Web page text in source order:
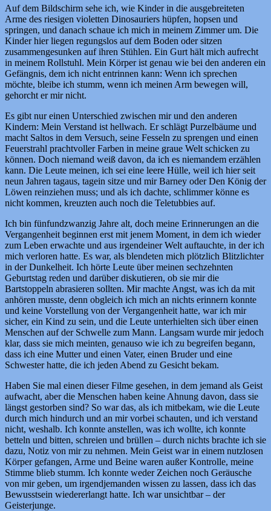
Auf dem Bildschirm sehe ich, wie Kinder in die ausgebreiteten
Arme des riesigen violetten Dinosauriers hüpfen, hopsen und
springen, und danach schaue ich mich in meinem Zimmer um. Die
Kinder hier liegen regungslos auf dem Boden oder sitzen
zusammengesunken auf ihren Stühlen. Ein Gurt hält mich aufrecht
in meinem Rollstuhl. Mein Körper ist genau wie bei den anderen ein
Gefängnis, dem ich nicht entrinnen kann: Wenn ich sprechen
möchte, bleibe ich stumm, wenn ich meinen Arm bewegen will,
gehorcht er mir nicht.
Es gibt nur einen Unterschied zwischen mir und den anderen
Kindern: Mein Verstand ist hellwach. Er schlägt Purzelbäume und
macht Saltos in dem Versuch, seine Fesseln zu sprengen und einen
Feuerstrahl prachtvoller Farben in meine graue Welt schicken zu
können. Doch niemand weiß davon, da ich es niemandem erzählen
kann. Die Leute meinen, ich sei eine leere Hülle, weil ich hier seit
neun Jahren tagaus, tagein sitze und mir Barney oder Den König der
Löwen reinziehen muss; und als ich dachte, schlimmer könne es
nicht kommen, kreuzten auch noch die Teletubbies auf.
Ich bin fünfundzwanzig Jahre alt, doch meine Erinnerungen an die
Vergangenheit beginnen erst mit jenem Moment, in dem ich wieder
zum Leben erwachte und aus irgendeiner Welt auftauchte, in der ich
mich verloren hatte. Es war, als blendeten mich plötzlich Blitzlichter
in der Dunkelheit. Ich hörte Leute über meinen sechzehnten
Geburtstag reden und darüber diskutieren, ob sie mir die
Bartstoppeln abrasieren sollten. Mir machte Angst, was ich da mit
anhören musste, denn obgleich ich mich an nichts erinnern konnte
und keine Vorstellung von der Vergangenheit hatte, war ich mir
sicher, ein Kind zu sein, und die Leute unterhielten sich über einen
Menschen auf der Schwelle zum Mann. Langsam wurde mir jedoch
klar, dass sie mich meinten, genauso wie ich zu begreifen begann,
dass ich eine Mutter und einen Vater, einen Bruder und eine
Schwester hatte, die ich jeden Abend zu Gesicht bekam.
Haben Sie mal einen dieser Filme gesehen, in dem jemand als Geist
aufwacht, aber die Menschen haben keine Ahnung davon, dass sie
längst gestorben sind? So war das, als ich mitbekam, wie die Leute
durch mich hindurch und an mir vorbei schauten, und ich verstand
nicht, weshalb. Ich konnte anstellen, was ich wollte, ich konnte
betteln und bitten, schreien und brüllen – durch nichts brachte ich sie
dazu, Notiz von mir zu nehmen. Mein Geist war in einem nutzlosen
Körper gefangen, Arme und Beine waren außer Kontrolle, meine
Stimme blieb stumm. Ich konnte weder Zeichen noch Geräusche
von mir geben, um irgendjemanden wissen zu lassen, dass ich das
Bewusstsein wiedererlangt hatte. Ich war unsichtbar – der
Geisterjunge.